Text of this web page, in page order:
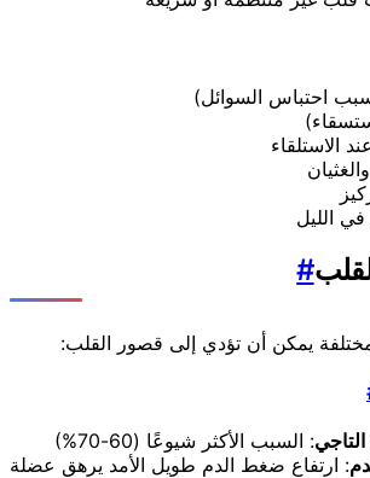
احتباس السوائل)
الاستلقاء
في الليل
#
يمكن أن تؤدي إلى قصور القلب:
: السبب الأكثر شيوعًا (60-70%)
: ارتفاع ضغط الدم طويل الأمد يرهق عضلة